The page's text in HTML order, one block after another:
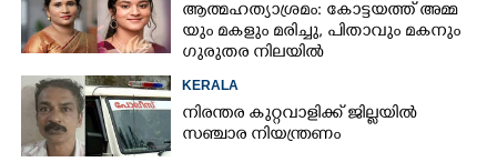
ആ​ത്മ​ഹ​ത്യാ​ശ്ര​മം​:​ കോട്ടയത്ത് അ​മ്മ​
യും​ ​മ​ക​ളും​ ​മ​രി​ച്ചു, പിതാവും മകനും
ഗുരുതര നിലയിൽ
KERALA
നിരന്തര കുറ്റവാളിക്ക് ജില്ലയിൽ
സഞ്ചാര നിയന്ത്രണം